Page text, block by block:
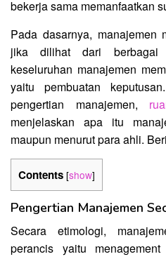
bekerja sama memanfaatkan
Pada dasarnya, manajemen
jika dilihat dari berbagai
keseluruhan manajemen
yaitu pembuatan
pengertian manajemen,
menjelaskan apa itu
maupun menurut para ahli.
Contents [show]
Pengertian Manajemen
Secara etimologi,
perancis yaitu